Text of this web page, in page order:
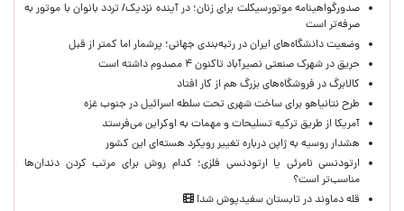
صدورگواهینامه موتورسیکلت برای زنان؛ در آینده نزدیک/ تردد بانوان با موتور به‌
صرفه‌تر است
وضعیت دانشگاه‌های ایران در رتبه‌بندی جهانی؛ پرشمار اما کمتر از قبل
حریق در شهرک صنعتی نصیرآباد تاکنون ۴ مصدوم داشته است
کالابرگ در فروشگاه‌های بزرگ هم از کار افتاد
طرح نتانیاهو برای ساخت شهری تحت سلطه اسرائیل در جنوب غزه
آمریکا از طریق ترکیه تسلیحات و مهمات به اوکراین می‌فرستد
هشدار روسیه به ژاپن درباره تغییر رویکرد هسته‌ای این کشور
ارتودنسی نامرئی یا ارتودنسی فلزی؛ کدام روش برای مرتب کردن دندان‌ها
مناسب‌تر است؟
قله دماوند در تابستان سفیدپوش شد!